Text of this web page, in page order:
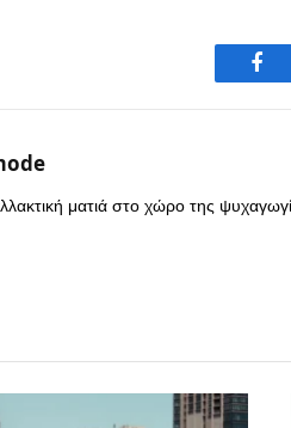
ματιά στο χώρο της